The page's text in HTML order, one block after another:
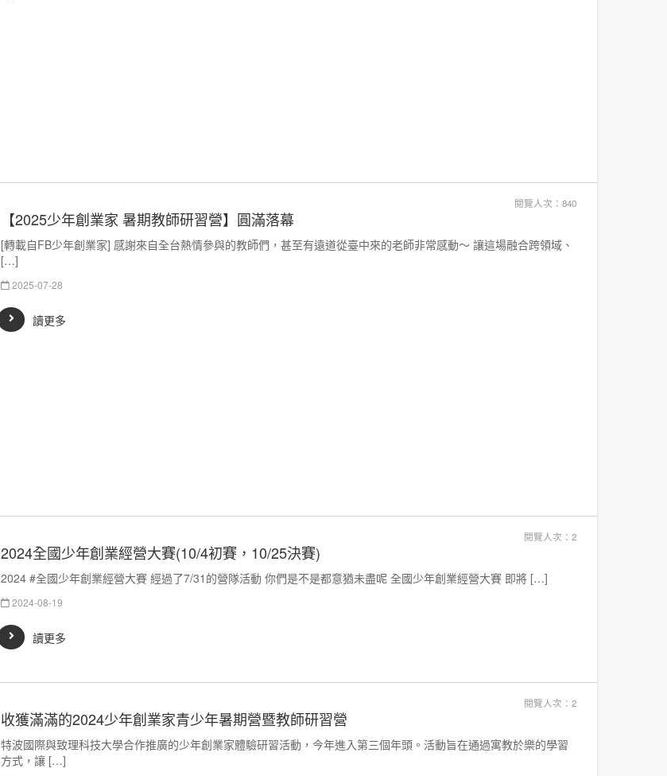
閱覽人次：840
【2025少年創業家 暑期教師研習營】圓滿落幕
[轉載自FB少年創業家] 感謝來自全台熱情參與的教師們，甚至有遠道從臺中來的老師非常感動～ 讓這場融合跨領域、
[…]
2025-07-28
讀更多
閱覽人次：2
2024全國少年創業經營大賽(10/4初賽，10/25決賽)
2024 #全國少年創業經營大賽 經過了7/31的營隊活動 你們是不是都意猶未盡呢 全國少年創業經營大賽 即將 […]
2024-08-19
讀更多
閱覽人次：2
收獲滿滿的2024少年創業家青少年暑期營暨教師研習營
特波國際與致理科技大學合作推廣的少年創業家體驗研習活動，今年進入第三個年頭。活動旨在通過寓教於樂的學習
方式，讓 […]